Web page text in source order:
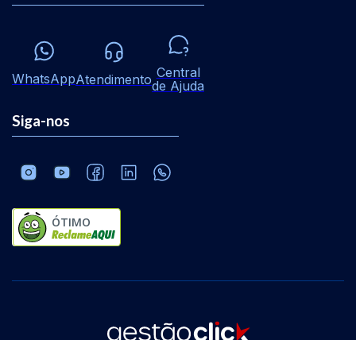
WhatsAppAtendimento Central
de Ajuda
Siga-nos
ÓTIMO